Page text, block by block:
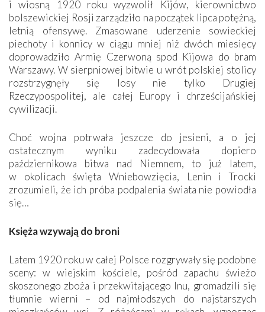
i wiosną 1920 roku wyzwolił Kijów, kierownictwo
bolszewickiej Rosji zarządziło na początek lipca potężną,
letnią ofensywę. Zmasowane uderzenie sowieckiej
piechoty i konnicy w ciągu mniej niż dwóch miesięcy
doprowadziło Armię Czerwoną spod Kijowa do bram
Warszawy. W sierpniowej bitwie u wrót polskiej stolicy
rozstrzygnęły się losy nie tylko Drugiej
Rzeczypospolitej, ale całej Europy i chrześcijańskiej
cywilizacji.
Choć wojna potrwała jeszcze do jesieni, a o jej
ostatecznym wyniku zadecydowała dopiero
październikowa bitwa nad Niemnem, to już latem,
w okolicach święta Wniebowzięcia, Lenin i Trocki
zrozumieli, że ich próba podpalenia świata nie powiodła
się…
Księża wzywają do broni
Latem 1920 roku w całej Polsce rozgrywały się podobne
sceny: w wiejskim kościele, pośród zapachu świeżo
skoszonego zboża i przekwitającego lnu, gromadzili się
tłumnie wierni – od najmłodszych do najstarszych